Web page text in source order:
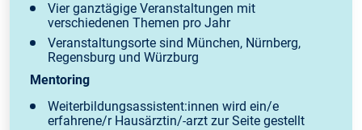
Vier ganztägige Veranstaltungen mit
verschiedenen Themen pro Jahr
Veranstaltungsorte sind München, Nürnberg,
Regensburg und Würzburg
Mentoring
Weiterbildungsassistent:innen wird ein/e
erfahrene/r Hausärztin/-arzt zur Seite gestellt